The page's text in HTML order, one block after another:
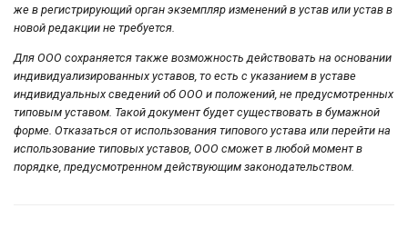
же в регистрирующий орган экземпляр изменений в устав или устав в
новой редакции не требуется.
Для ООО сохраняется также возможность действовать на основании
индивидуализированных уставов, то есть с указанием в уставе
индивидуальных сведений об ООО и положений, не предусмотренных
типовым уставом. Такой документ будет существовать в бумажной
форме. Отказаться от использования типового устава или перейти на
использование типовых уставов, ООО сможет в любой момент в
порядке, предусмотренном действующим законодательством.